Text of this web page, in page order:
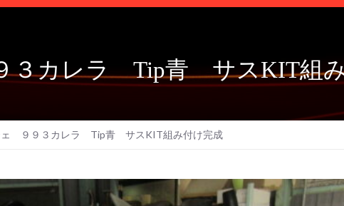
３カレラ Tip青 サスKIT組
ェ ９９３カレラ Tip青 サスKIT組み付け完成